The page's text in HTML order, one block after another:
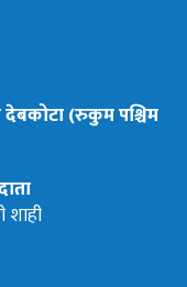
देबकोटा (रुकुम पश्चिम
शाही